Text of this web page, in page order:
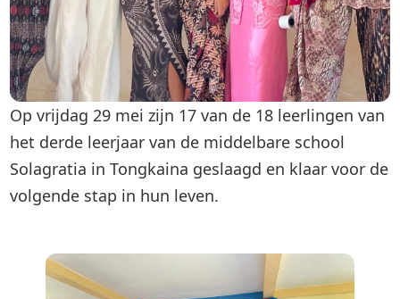
Op vrijdag 29 mei zijn 17 van de 18 leerlingen van
het derde leerjaar van de middelbare school
Solagratia in Tongkaina geslaagd en klaar voor de
volgende stap in hun leven.